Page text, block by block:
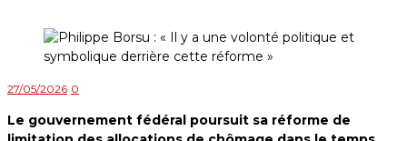
27/05/2026 0
Le gouvernement fédéral poursuit sa réforme de